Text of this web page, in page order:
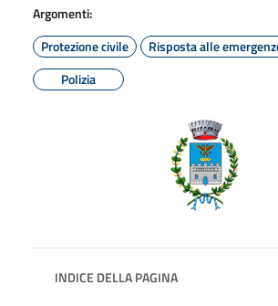
Argomenti:
Protezione civile
Risposta alle
Polizia
INDICE DELLA PAGINA